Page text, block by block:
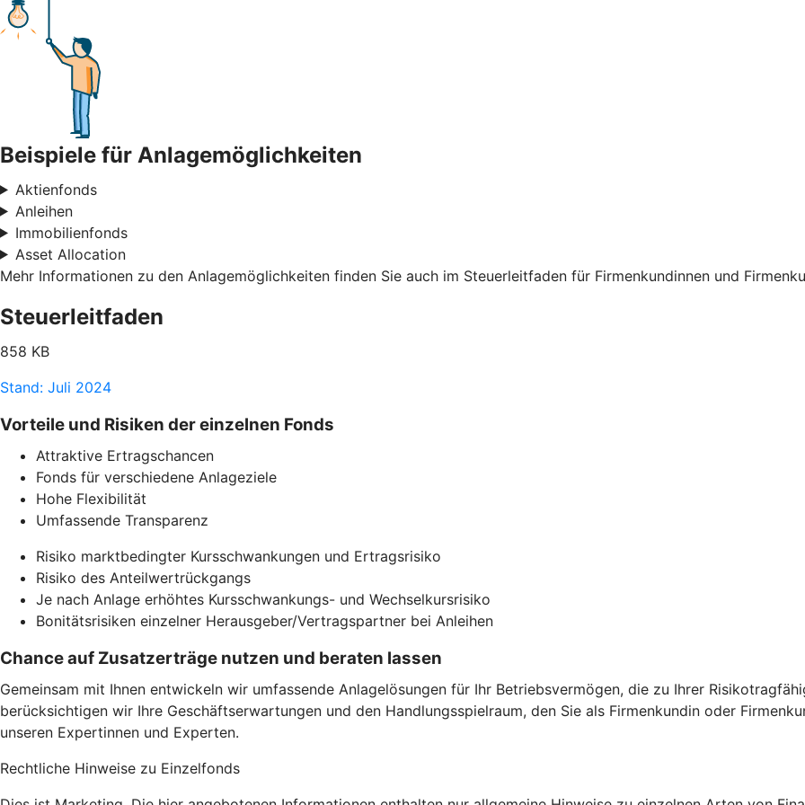
Beispiele für Anlagemöglichkeiten
Aktienfonds
Anleihen
Immobilienfonds
Asset Allocation
Mehr Informationen zu den Anlagemöglichkeiten finden Sie auch im Steuerleitfaden für Firmenkundinnen und
Steuerleitfaden
858 KB
Stand: Juli 2024
Vorteile und Risiken der einzelnen Fonds
Attraktive Ertragschancen
Fonds für verschiedene Anlageziele
Hohe Flexibilität
Umfassende Transparenz
Risiko marktbedingter Kursschwankungen und Ertragsrisiko
Risiko des Anteilwertrückgangs
Je nach Anlage erhöhtes Kursschwankungs- und Wechselkursrisiko
Bonitätsrisiken einzelner Herausgeber/Vertragspartner bei Anleihen
Chance auf Zusatzerträge nutzen und beraten lassen
Gemeinsam mit Ihnen entwickeln wir umfassende Anlagelösungen für Ihr Betriebsvermögen, die zu Ihrer
berücksichtigen wir Ihre Geschäftserwartungen und den Handlungsspielraum, den Sie als Firmenkundin oder
unseren Expertinnen und Experten.
Rechtliche Hinweise zu Einzelfonds